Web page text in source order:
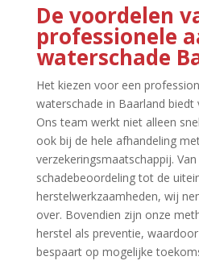
De voordelen
professionele
waterschade
Het kiezen voor een
waterschade in Baarland biedt
Ons team werkt niet alleen
ook bij de hele afhandeling
verzekeringsmaatschappij.​
schadebeoordeling tot de
herstelwerkzaamheden, wij
over.​ Bovendien zijn onze
herstel als preventie,
bespaart op mogelijke